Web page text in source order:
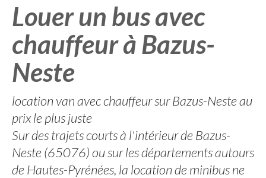
Louer un bus avec
chauffeur à Bazus-
Neste
location van avec chauffeur sur Bazus-Neste au
prix le plus juste
Sur des trajets courts à l'intérieur de Bazus-
Neste (65076) ou sur les départements autours
de Hautes-Pyrénées, la location de minibus ne